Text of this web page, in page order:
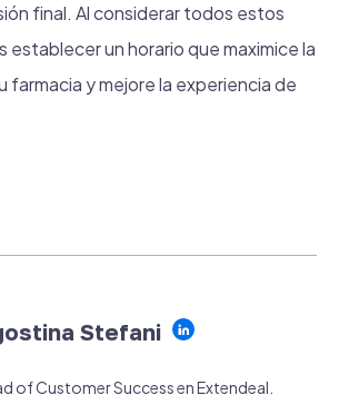
final. Al considerar todos estos
un horario que maximice la
farmacia y mejore la experiencia de
Stefani
of Customer Success en Extendeal.